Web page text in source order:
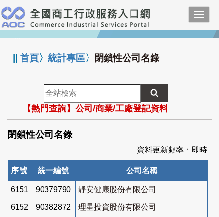
跳
到
主
要
:::
||首頁〉統計專區〉 閉鎖性公司名錄
全
站
檢
索
【熱門查詢】公司/商業/工廠登記資料
閉鎖性公司名錄
資料更新頻率：即時
序號 統一編號 公司名稱
6151 90379790 靜安健康股份有限公司
6152 90382872 理星投資股份有限公司